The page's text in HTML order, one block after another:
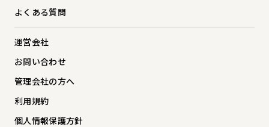
よくある質問
運営会社
お問い合わせ
管理会社の方へ
利用規約
個人情報保護方針